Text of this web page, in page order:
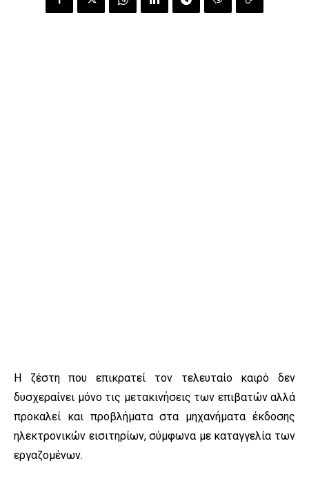
Η ζέστη που επικρατεί τον τελευταίο καιρό δεν
δυσχεραίνει μόνο τις μετακινήσεις των επιβατών αλλά
προκαλεί και προβλήματα στα μηχανήματα έκδοσης
ηλεκτρονικών εισιτηρίων, σύμφωνα με καταγγελία των
εργαζομένων.